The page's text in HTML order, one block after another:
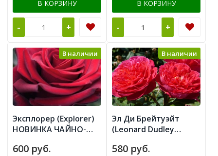
В КОРЗИНУ
- +
В КОРЗИНУ
- +
В наличии
Эксплорер (Explorer)
НОВИНКА ЧАЙНО-
600 руб.
В наличии
Эл Ди Брейтуэйт
(Leonard Dudley
580 руб.